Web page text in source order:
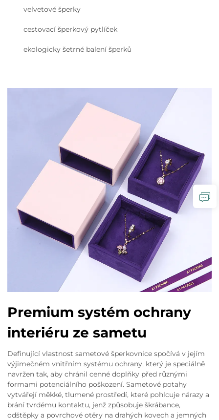
velvetové šperky
cestovací šperkový pytlíček
ekologicky šetrné balení šperků
Premium systém ochrany
interiéru ze sametu
Definující vlastnost sametové šperkovnice spočívá v jejím
výjimečném vnitřním systému ochrany, který je speciálně
navržen tak, aby chránil cenné doplňky před různými
formami potenciálního poškození. Sametové potahy
vytvářejí měkké, tlumené prostředí, které pohlcuje nárazy a
brání tvrdému kontaktu, jenž způsobuje škrábance,
odštěpky a povrchové otěry na drahých kovech a jemných